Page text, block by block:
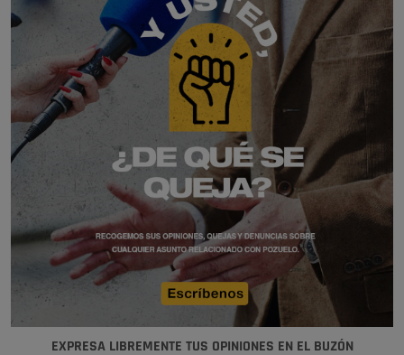
EXPRESA LIBREMENTE TUS OPINIONES EN EL BUZÓN